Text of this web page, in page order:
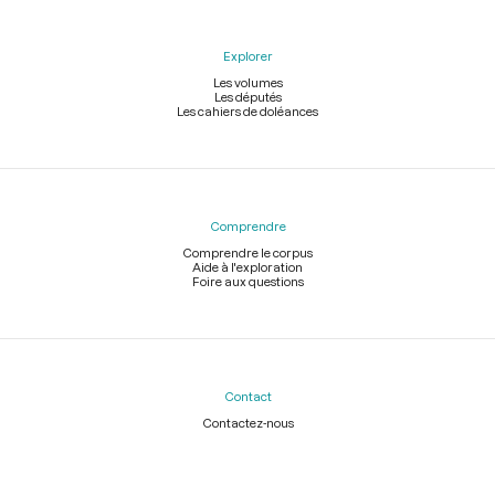
Explorer
Les volumes
Les députés
Les cahiers de doléances
Comprendre
Comprendre le corpus
Aide à l'exploration
Foire aux questions
Contact
Contactez-nous